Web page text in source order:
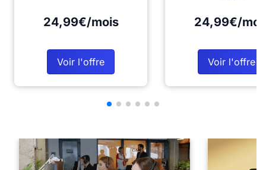
24,99€/mois
Voir l'offre
24,99€/
Voir l'offre